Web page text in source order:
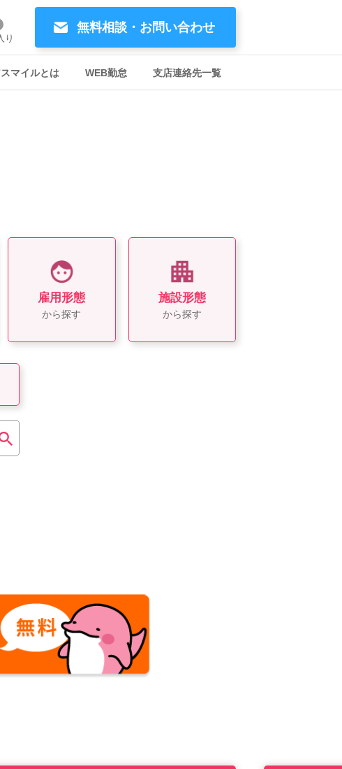
無料相談・お問い合わせ
り
マイルとは WEB勤怠 支店連絡先一覧
雇用形態
から探す
施設形態
から探す